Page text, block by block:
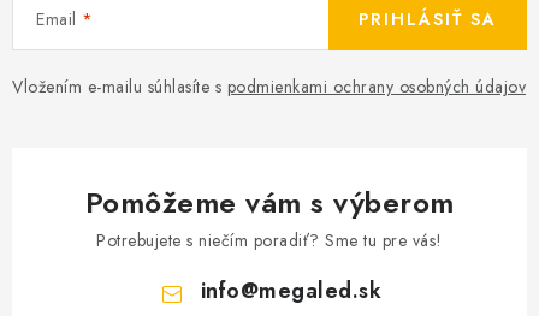
Email
Vložením e-mailu súhlasíte s podmienkami ochrany osobných údajov
PRIHLÁSIŤ SA
Pomôžeme vám s výberom
Potrebujete s niečím poradiť? Sme tu pre vás!
info@megaled.sk